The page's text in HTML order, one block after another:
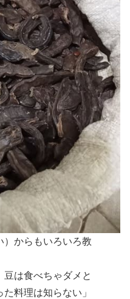
）からもいろいろ教
豆は食べちゃダメと
料理は知らない」